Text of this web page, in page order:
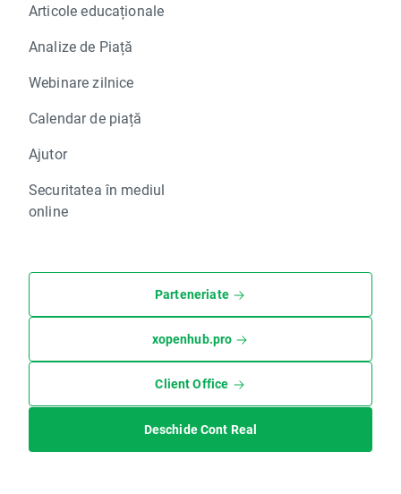
Articole educaționale
Analize de Piață
Webinare zilnice
Calendar de piață
Ajutor
Securitatea în mediul
online
Parteneriate
xopenhub.pro
Client Office
Deschide Cont Real